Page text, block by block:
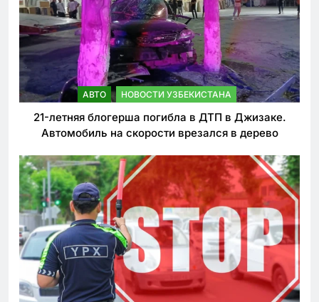
АВТО НОВОСТИ УЗБЕКИСТАНА
21-летняя блогерша погибла в ДТП в Джизаке.
Автомобиль на скорости врезался в дерево